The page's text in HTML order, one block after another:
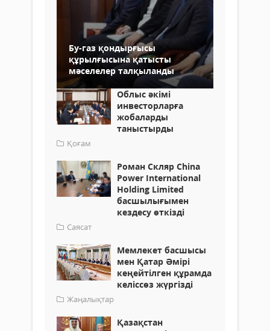
Бу-газ қондырғысы
құрылғысына қатысты
мәселелер талқыланды
Облыс әкімі
инвесторларға
жобаларды
таныстырды
Қоғам
Роман Скляр China
Power International
Holding Limited
басшылығымен
кездесу өткізді
Саясат
Мемлекет басшысы
мен Қатар Әмірі
кеңейтілген құрамда
келіссөз жүргізді
Жаңалықтар
Қазақстан